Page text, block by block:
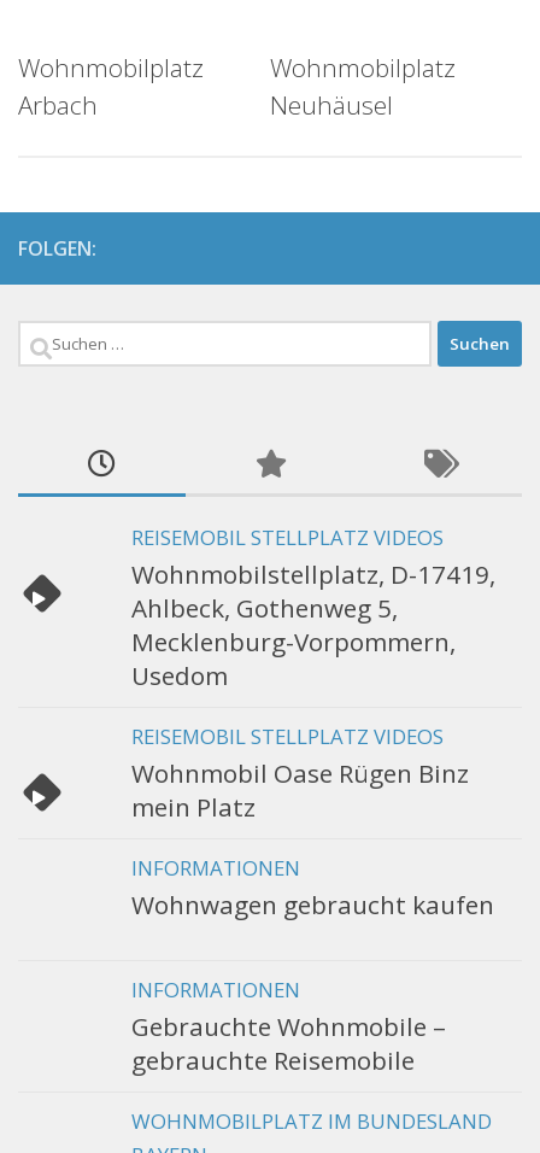
Wohnmobilplatz
Arbach
Wohnmobilplatz
Neuhäusel
FOLGEN:
Suchen
REISEMOBIL STELLPLATZ VIDEOS
Wohnmobilstellplatz, D-17419,
Ahlbeck, Gothenweg 5,
Mecklenburg-Vorpommern,
Usedom
REISEMOBIL STELLPLATZ VIDEOS
Wohnmobil Oase Rügen Binz
mein Platz
INFORMATIONEN
Wohnwagen gebraucht kaufen
INFORMATIONEN
Gebrauchte Wohnmobile –
gebrauchte Reisemobile
WOHNMOBILPLATZ IM BUNDESLAND